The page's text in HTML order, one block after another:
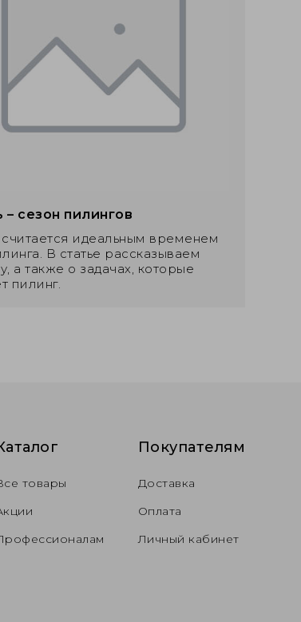
– сезон пилингов
идеальным временем
В статье рассказываем
а также о задачах, которые
пилинг.
товары
Покупателям
Доставка
Оплата
Личный кабинет